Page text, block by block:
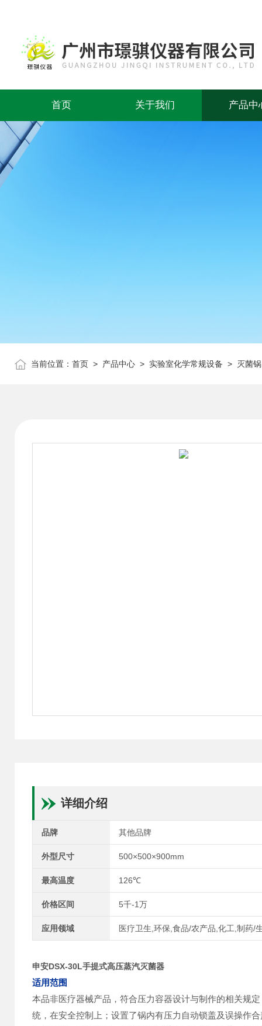
首页 关于我们 产品中
当前位置： 首页 > 产品中心 > 实验室化学常规设备 > 灭菌锅
详细介绍
品牌 其他品牌
外型尺寸 500×500×900mm
最高温度 126℃
价格区间 5千-1万
应用领域 医疗卫生,环保,食品/农产品,化工,制药/
申安DSX-30L手提式高压蒸汽灭菌器
适用范围
本品非医疗器械产品， 符合压力容器设计与制作的相关规
统，在安全控制上；设置了锅内有压力自动锁盖及误操作